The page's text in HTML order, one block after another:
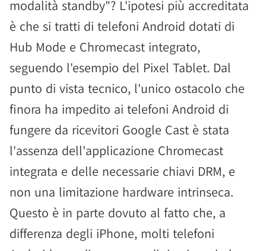
modalità standby"? L'ipotesi più accreditata
è che si tratti di telefoni Android dotati di
Hub Mode e Chromecast integrato,
seguendo l'esempio del Pixel Tablet. Dal
punto di vista tecnico, l'unico ostacolo che
finora ha impedito ai telefoni Android di
fungere da ricevitori Google Cast è stata
l'assenza dell'applicazione Chromecast
integrata e delle necessarie chiavi DRM, e
non una limitazione hardware intrinseca.
Questo è in parte dovuto al fatto che, a
differenza degli iPhone, molti telefoni